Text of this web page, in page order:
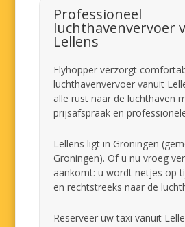
Professioneel
luchthavenvervoer
Lellens
Flyhopper verzorgt
luchthavenvervoer vanuit
alle rust naar de luchthaven
prijsafspraak en
Lellens ligt in Groningen
Groningen). Of u nu vroeg
aankomt: u wordt netjes op
en rechtstreeks naar de
Reserveer uw taxi vanuit